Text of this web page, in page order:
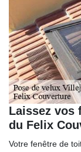
Laissez vos
du Felix
Votre fenêtre de